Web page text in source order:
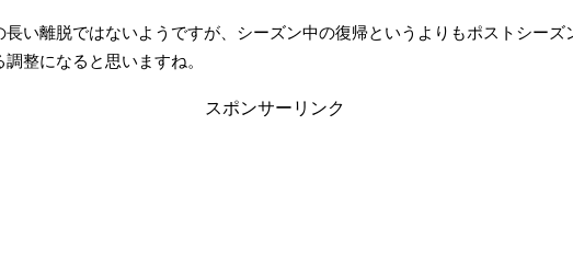
長い離脱ではないようですが、シーズン中の復帰というよりもポストシーズ
調整になると思いますね。
スポンサーリンク